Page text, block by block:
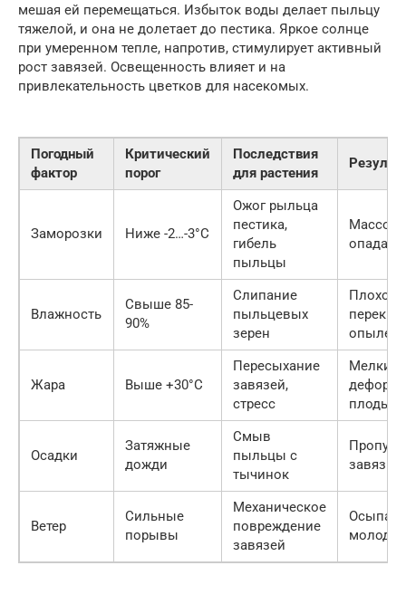
мешая ей перемещаться. Избыток воды делает пыльцу
тяжелой, и она не долетает до пестика. Яркое солнце
при умеренном тепле, напротив, стимулирует активный
рост завязей. Освещенность влияет и на
привлекательность цветков для насекомых.
Погодный
фактор
Критический
порог
Последствия
для растения
Заморозки Ниже -2…-3°C
Ожог рыльца
пестика,
гибель
пыльцы
Влажность
Свыше 85-
90%
Слипание
пыльцевых
зерен
Плохое
Жара Выше +30°C
Пересыхание
завязей,
стресс
Мелкие
плоды
Осадки
Затяжные
дожди
Смыв
пыльцы с
тычинок
Ветер
Сильные
порывы
Механическое
повреждение
завязей